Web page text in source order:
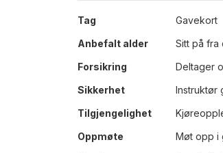
Mer
Tag
Gavekort
Anbefalt alder
Sitt på fra
Forsikring
Deltager
Sikkerhet
Instruktør
Tilgjengelighet
Oppmøte
Møt opp i